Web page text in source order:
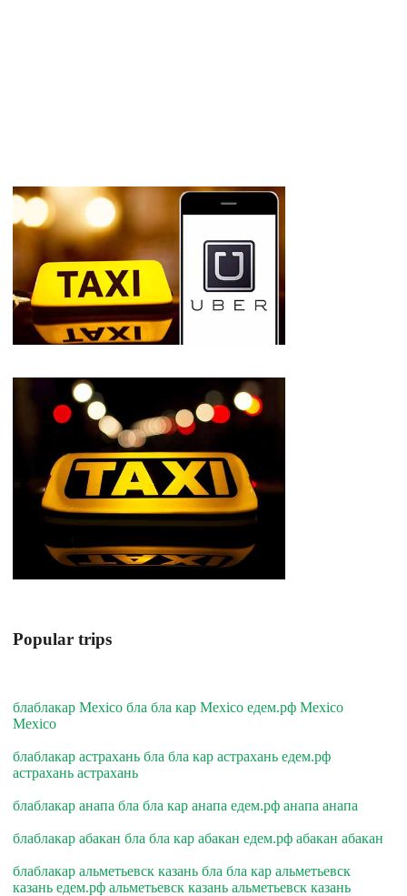
Popular trips
блаблакар Mexico бла бла кар Mexico едем.рф Mexico
Mexico
блаблакар астрахань бла бла кар астрахань едем.рф
астрахань астрахань
блаблакар анапа бла бла кар анапа едем.рф анапа анапа
блаблакар абакан бла бла кар абакан едем.рф абакан абакан
блаблакар альметьевск казань бла бла кар альметьевск
казань едем.рф альметьевск казань альметьевск казань